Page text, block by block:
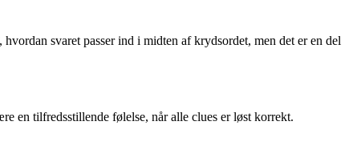
svaret passer ind i midten af krydsordet, men det er en del
en tilfredsstillende følelse, når alle clues er løst korrekt.